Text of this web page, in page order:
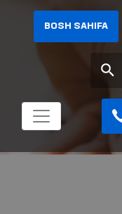
BOSH SAHIFA